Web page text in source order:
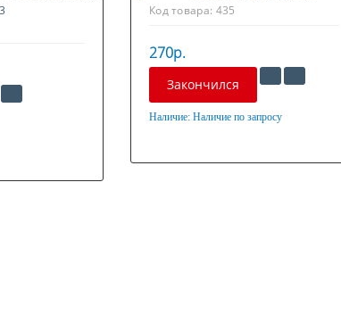
Код товара: 435
270р.
Закончился
Наличие: Наличие по запросу